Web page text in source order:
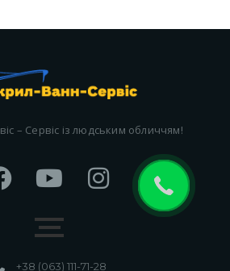
– Сервіс із людським обличчям!
+38 (063) 111-71-28